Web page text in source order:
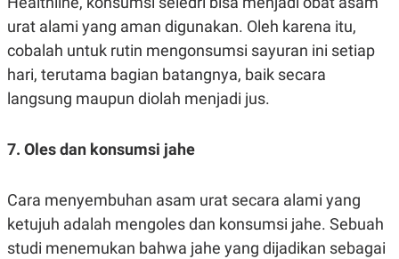
urat alami yang aman digunakan. Oleh karena itu,
cobalah untuk rutin mengonsumsi sayuran ini setiap
hari, terutama bagian batangnya, baik secara
langsung maupun diolah menjadi jus.
7. Oles dan konsumsi jahe
Cara menyembuhan asam urat secara alami yang
ketujuh adalah mengoles dan konsumsi jahe. Sebuah
studi menemukan bahwa jahe yang dijadikan sebagai